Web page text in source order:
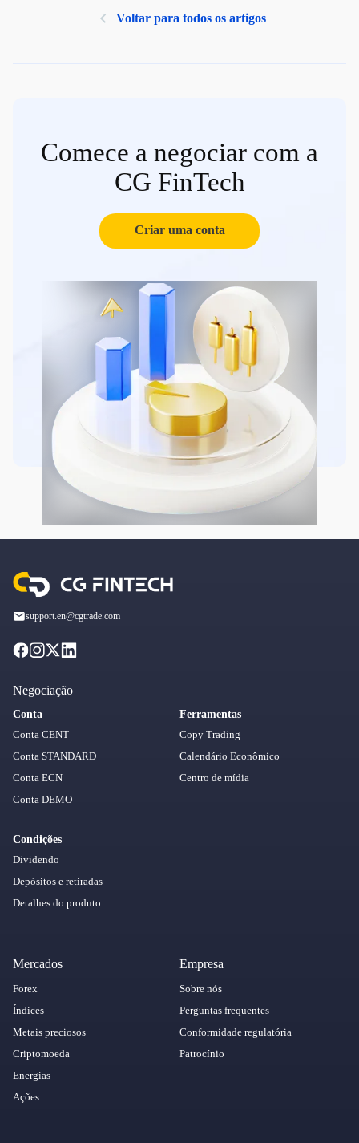
Voltar para todos os artigos
Comece a negociar com a
CG FinTech
Criar uma conta
support.en@cgtrade.com
Negociação
Conta
Conta CENT
Conta STANDARD
Conta ECN
Conta DEMO
Condições
Dividendo
Depósitos e retiradas
Detalhes do produto
Ferramentas
Copy Trading
Calendário Econômico
Centro de mídia
Mercados
Forex
Índices
Metais preciosos
Criptomoeda
Energias
Ações
Empresa
Sobre nós
Perguntas frequentes
Conformidade regulatória
Patrocínio